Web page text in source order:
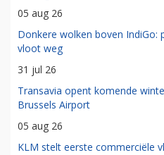
05 aug 26
Donkere wolken boven IndiGo:
vloot weg
31 jul 26
Transavia opent komende
Brussels Airport
05 aug 26
KLM stelt eerste commerciële